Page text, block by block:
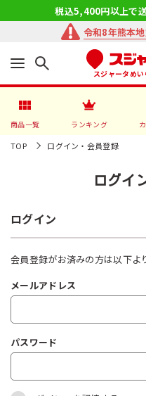
税込5,400円以上で
令和8年熊本
スジャータめ
商品一覧 ランキング
TOP ログイン・会員登録
ログイ
ログイン
会員登録がお済みの方は以下よ
メールアドレス
パスワード